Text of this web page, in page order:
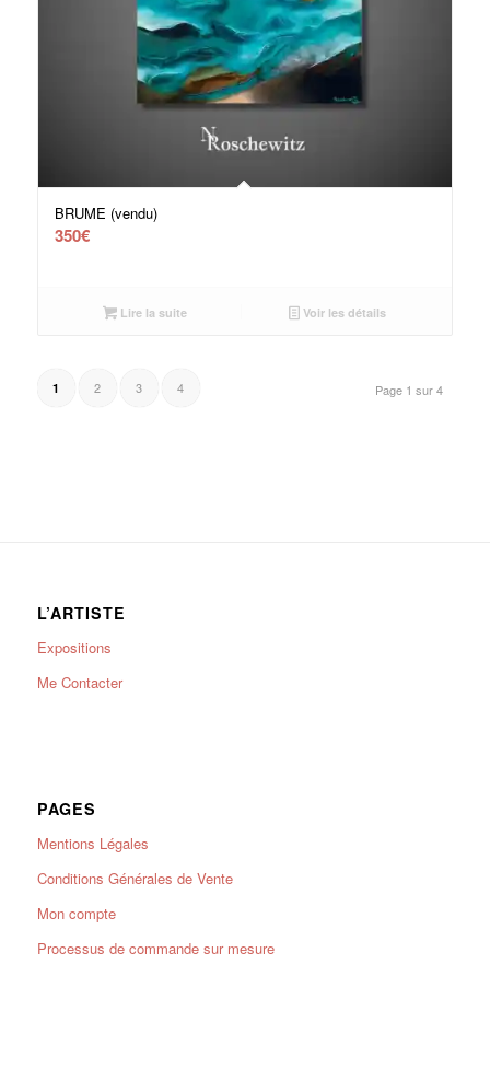
BRUME (vendu)
350€
Lire la suite Voir les détails
Page 1 sur 4
1 2 3 4
L’ARTISTE
Expositions
Me Contacter
PAGES
Mentions Légales
Conditions Générales de Vente
Mon compte
Processus de commande sur mesure